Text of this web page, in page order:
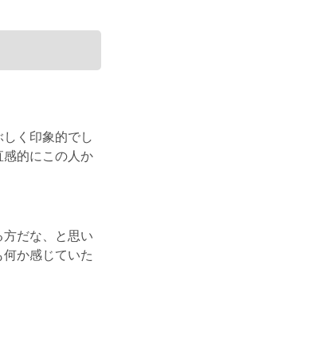
く印象的でし
的にこの人か
方だな、と思い
か感じていた